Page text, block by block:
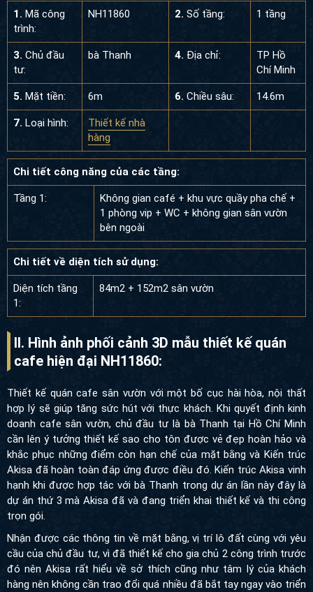
1. Mã công
trình:
NH11860 2. Số tầng: 1 tầng
3. Chủ đầu
tư:
bà Thanh 4. Địa chỉ:
TP Hồ
Chí Minh
5. Mặt tiền: 6m 6. Chiều sâu: 14.6m
7. Loại hình:
Thiết kế nhà
hàng
Chi tiết công năng của các tầng:
Tầng 1:
Không gian café + khu vực quầy pha chế +
1 phòng vip + WC + không gian sân vườn
bên ngoài
Chi tiết về diện tích sử dụng:
Diện tích tầng
1:
84m2 + 152m2 sân vườn
II. Hình ảnh phối cảnh 3D mẫu thiết kế quán
cafe hiện đại NH11860:
Thiết kế quán cafe sân vườn với một bố cục hài hòa, nội thất
hợp lý sẽ giúp tăng sức hút với thực khách. Khi quyết định kinh
doanh cafe sân vườn, chủ đầu tư là bà Thanh tại Hồ Chí Minh
cần lên ý tưởng thiết kế sao cho tôn được vẻ đẹp hoàn hảo và
khắc phục những điểm còn hạn chế của mặt bằng và Kiến trúc
Akisa đã hoàn toàn đáp ứng được điều đó. Kiến trúc Akisa vinh
hạnh khi được hợp tác với bà Thanh trong dự án lần này đây là
dự án thứ 3 mà Akisa đã và đang triển khai thiết kế và thi công
trọn gói.
Nhận được các thông tin về mặt bằng, vị trí lô đất cùng với yêu
cầu của chủ đầu tư, vì đã thiết kế cho gia chủ 2 công trình trước
đó nên Akisa rất hiểu về sở thích cũng như tâm lý của khách
hàng nên không cần trao đổi quá nhiều đã bắt tay ngay vào triển